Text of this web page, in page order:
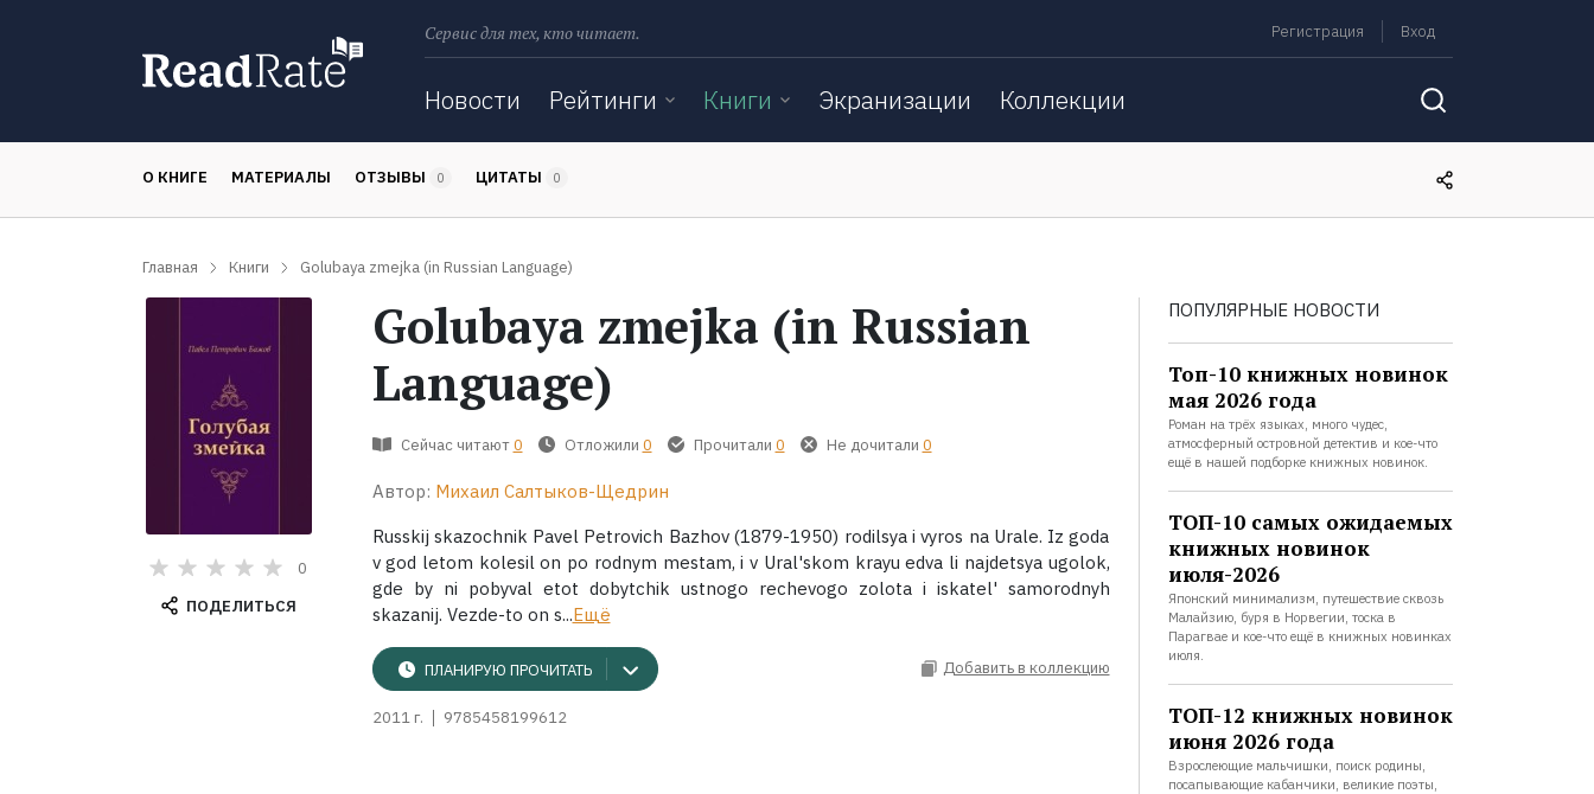
Сервис для тех, кто читает. Регистрация Вход
Новости Рейтинги Книги Экранизации Коллекции
О КНИГЕ МАТЕРИАЛЫ ОТЗЫВЫ 0 ЦИТАТЫ 0
Главная Книги Golubaya zmejka (in Russian Language)
0
ПОДЕЛИТЬСЯ
Golubaya zmejka (in Russian
Language)
Сейчас читают 0 Отложили 0 Прочитали 0 Не дочитали 0
Автор: Михаил Салтыков-Щедрин
Russkij skazochnik Pavel Petrovich Bazhov (1879-1950) rodilsya i vyros na Urale. Iz goda
v god letom kolesil on po rodnym mestam, i v Ural'skom krayu edva li najdetsya ugolok,
gde by ni pobyval etot dobytchik ustnogo rechevogo zolota i iskatel' samorodnyh
skazanij. Vezde-to on s...Ещё
ПЛАНИРУЮ ПРОЧИТАТЬ Добавить в коллекцию
2011 г. 9785458199612
ПОПУЛЯРНЫЕ НОВОСТИ
Топ-10 книжных новинок
мая 2026 года
Роман на трёх языках, много чудес,
атмосферный островной детектив и кое-что
ещё в нашей подборке книжных новинок.
ТОП-10 самых ожидаемых
книжных новинок
июля-2026
Японский минимализм, путешествие сквозь
Малайзию, буря в Норвегии, тоска в
Парагвае и кое-что ещё в книжных новинках
июля.
ТОП-12 книжных новинок
июня 2026 года
Взрослеющие мальчишки, поиск родины,
посапывающие кабанчики, великие поэты,